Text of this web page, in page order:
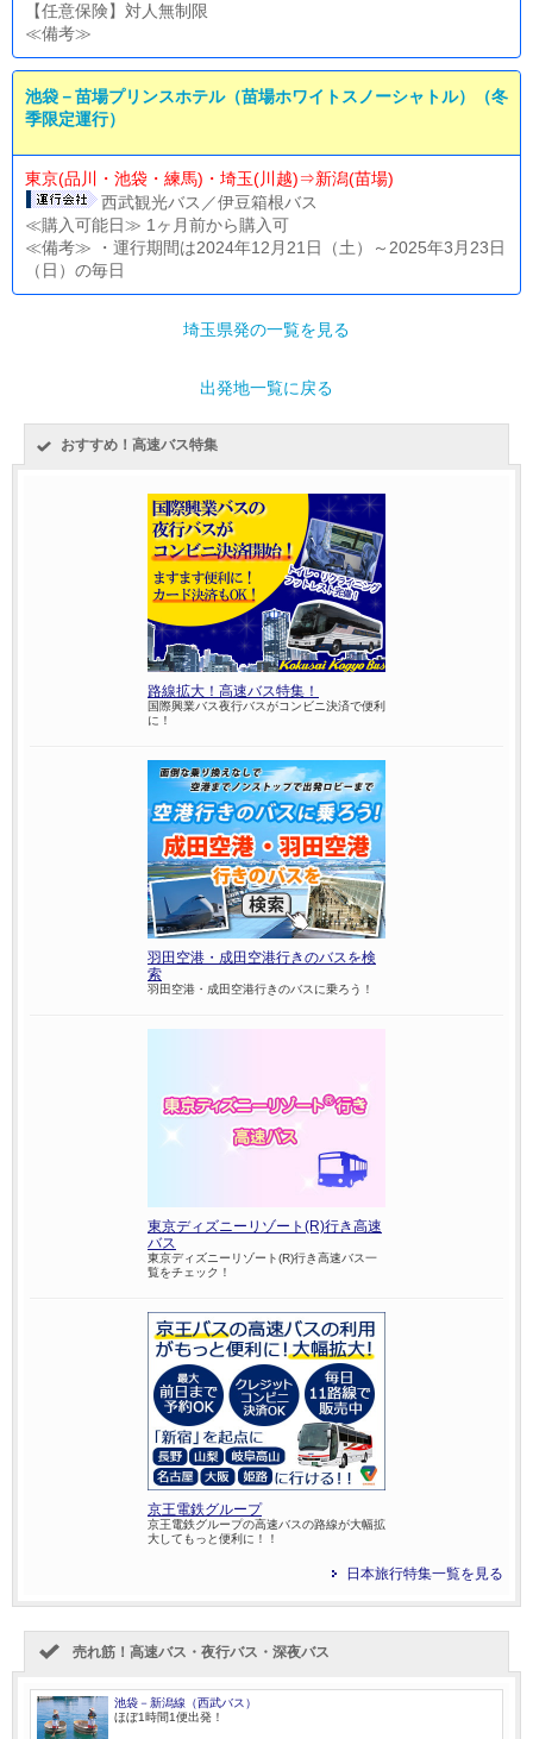
【任意保険】対人無制限
≪備考≫
池袋－苗場プリンスホテル（苗場ホワイトスノーシャトル）（冬
季限定運行）
東京(品川・池袋・練馬)・埼玉(川越)⇒新潟(苗場)
西武観光バス／伊豆箱根バス
≪購入可能日≫ 1ヶ月前から購入可
≪備考≫ ・運行期間は2024年12月21日（土）～2025年3月23日
（日）の毎日
埼玉県発の一覧を見る
出発地一覧に戻る
おすすめ！高速バス特集
路線拡大！高速バス特集！
国際興業バス夜行バスがコンビニ決済で便利
に！
羽田空港・成田空港行きのバスを検
索
羽田空港・成田空港行きのバスに乗ろう！
東京ディズニーリゾート(R)行き高速
バス
東京ディズニーリゾート(R)行き高速バス一
覧をチェック！
京王電鉄グループ
京王電鉄グループの高速バスの路線が大幅拡
大してもっと便利に！！
日本旅行特集一覧を見る
売れ筋！高速バス・夜行バス・深夜バス
池袋－新潟線（西武バス）
ほぼ1時間1便出発！